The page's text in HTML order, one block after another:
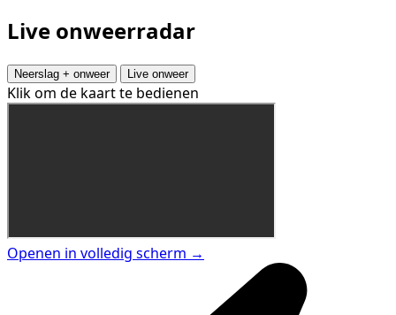
Live onweerradar
Neerslag + onweer Live onweer
Klik om de kaart te bedienen
Openen in volledig scherm →